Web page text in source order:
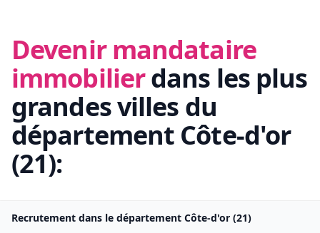
Devenir mandataire
immobilierdans les plus
grandes villes du
département Côte-d'or
(21):
Recrutement dans le département Côte-d'or (21)